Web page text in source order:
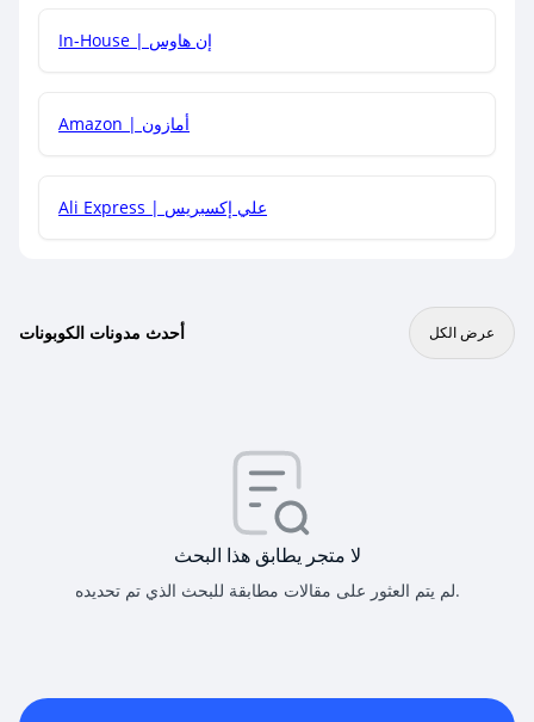
In-House | إن هاوس
Amazon | أمازون
Ali Express | علي إكسبريس
أحدث مدونات الكوبونات عرض الكل
لا متجر يطابق هذا البحث
لم يتم العثور على مقالات مطابقة للبحث الذي تم تحديده.